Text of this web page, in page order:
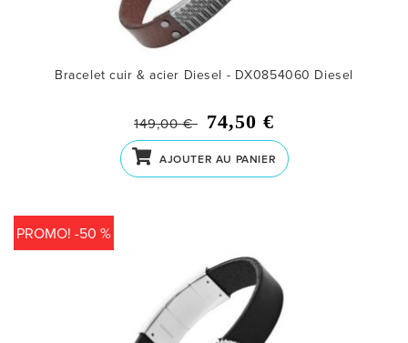
Bracelet cuir & acier Diesel - DX0854060 Diesel
149,00 € 74,50 €
AJOUTER AU PANIER
PROMO! -50 %